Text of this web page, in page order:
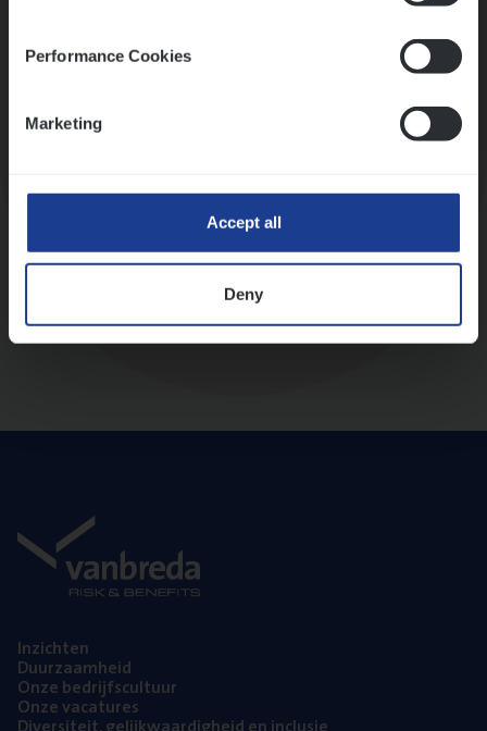
Performance Cookies
Marketing
Accept all
Deny
Inzich­ten
Duur­zaam­heid
Onze bedrijfs­cul­tuur
Onze vaca­tu­res